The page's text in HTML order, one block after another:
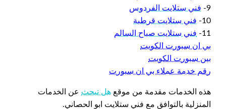
9-
فني ستلايت الفردوس
10-
فني ستلايت قرطبة
11-
فني ستلايت صباح السالم
بي ان سبورت الكويت
بين سبورت الكويت
رقم خدمة عملاء بي ان سبورت
هذه الخدمات مقدمة من موقع هل تبحث عن الخدمات
المنزلية بالتوافق مع فني ستلايت ابو الحصاني.